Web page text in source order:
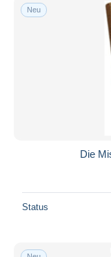
Neu
Die
Status